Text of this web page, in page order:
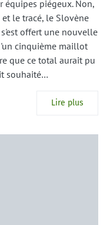
équipes piégeux. Non,
le tracé, le Slovène
offert une nouvelle
cinquième maillot
que ce total aurait pu
souhaité…
Lire plus